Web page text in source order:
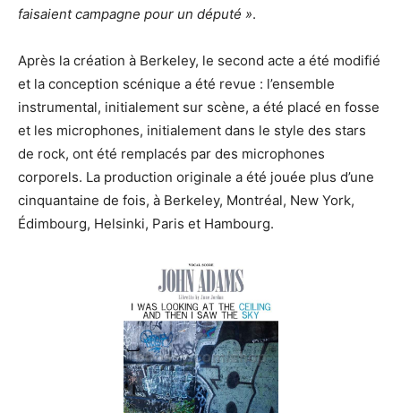
faisaient campagne pour un député ».
Après la création à Berkeley, le second acte a été modifié
et la conception scénique a été revue : l’ensemble
instrumental, initialement sur scène, a été placé en fosse
et les microphones, initialement dans le style des stars
de rock, ont été remplacés par des microphones
corporels. La production originale a été jouée plus d’une
cinquantaine de fois, à Berkeley, Montréal, New York,
Édimbourg, Helsinki, Paris et Hambourg.